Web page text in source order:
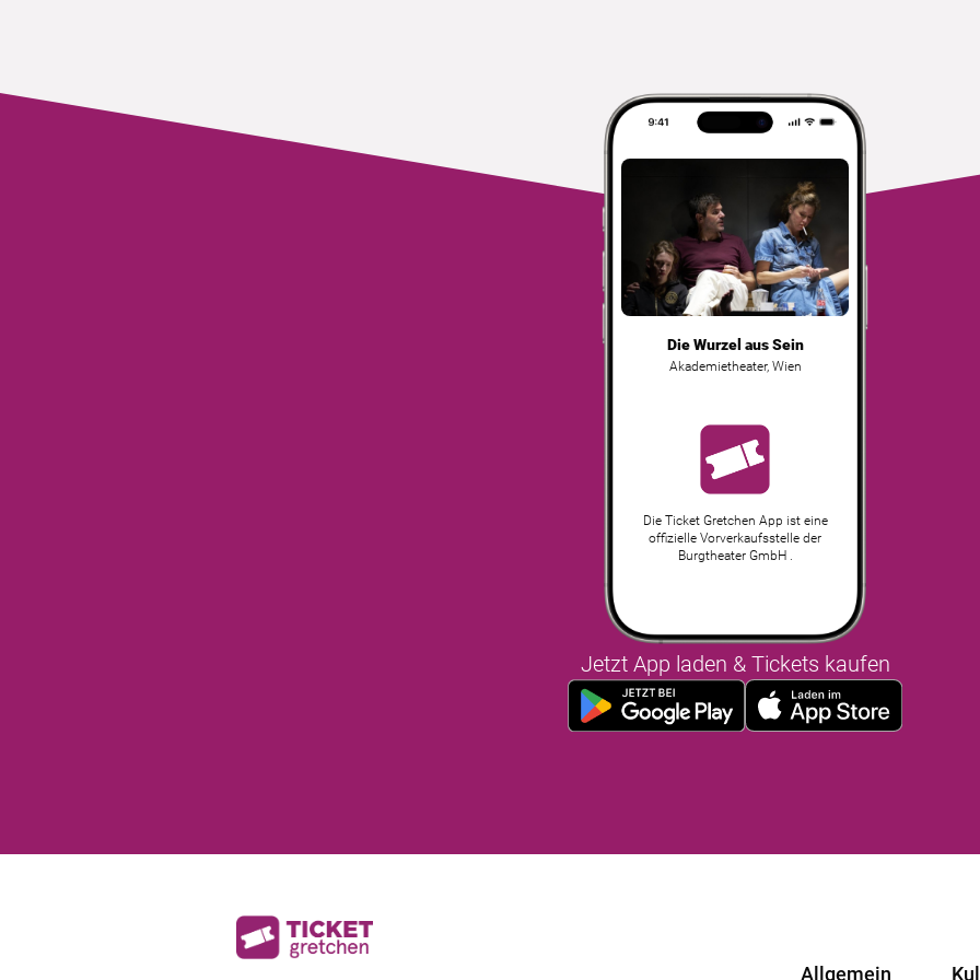
Die Wurzel aus Sein
Akademietheater, Wien
Die Ticket Gretchen App ist eine
offizielle Vorverkaufsstelle der
Burgtheater GmbH .
Jetzt App laden & Tickets kaufen
Allgemein